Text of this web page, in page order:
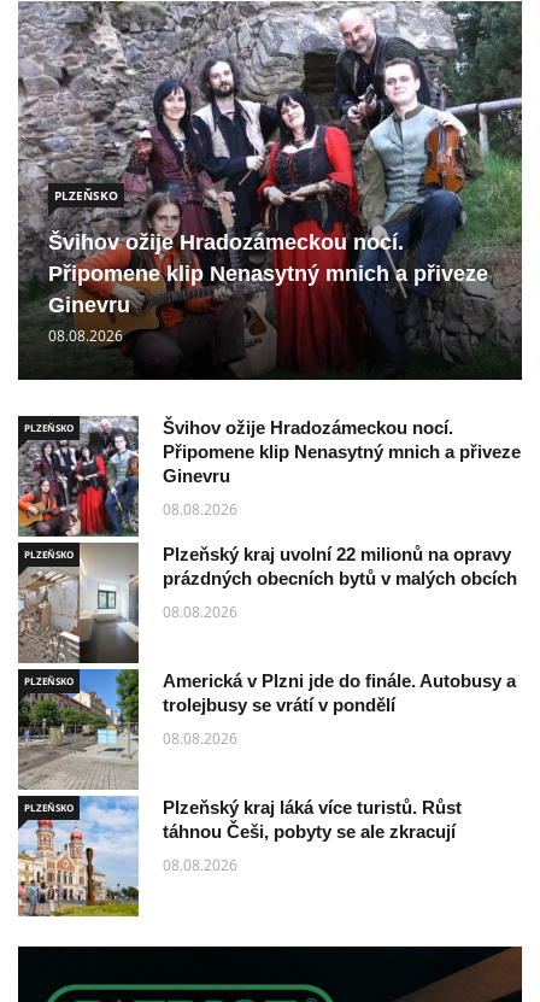
PLZEŇSKO
Švihov ožije Hradozámeckou nocí.
Připomene klip Nenasytný mnich a přiveze
Ginevru
08.08.2026
PLZEŇSKO
Švihov ožije Hradozámeckou nocí.
Připomene klip Nenasytný mnich a přiveze
Ginevru
08.08.2026
PLZEŇSKO
Plzeňský kraj uvolní 22 milionů na opravy
prázdných obecních bytů v malých obcích
08.08.2026
PLZEŇSKO
Americká v Plzni jde do finále. Autobusy a
trolejbusy se vrátí v pondělí
08.08.2026
PLZEŇSKO
Plzeňský kraj láká více turistů. Růst
táhnou Češi, pobyty se ale zkracují
08.08.2026